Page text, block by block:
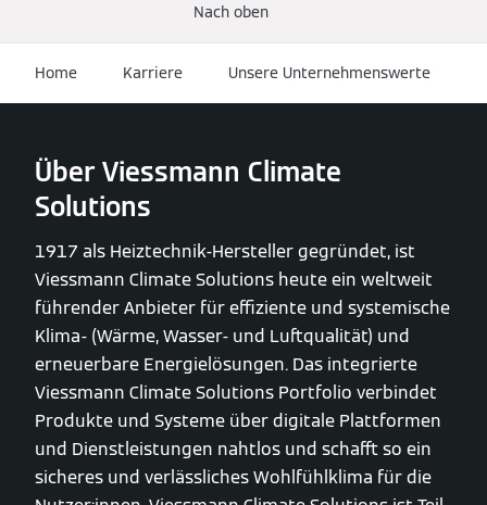
Nach oben
Home Karriere Unsere Unternehmenswerte
Über Viessmann Climate
Solutions
1917 als Heiztechnik-Hersteller gegründet, ist
Viessmann Climate Solutions heute ein weltweit
führender Anbieter für effiziente und systemische
Klima- (Wärme, Wasser- und Luftqualität) und
erneuerbare Energielösungen. Das integrierte
Viessmann Climate Solutions Portfolio verbindet
Produkte und Systeme über digitale Plattformen
und Dienstleistungen nahtlos und schafft so ein
sicheres und verlässliches Wohlfühlklima für die